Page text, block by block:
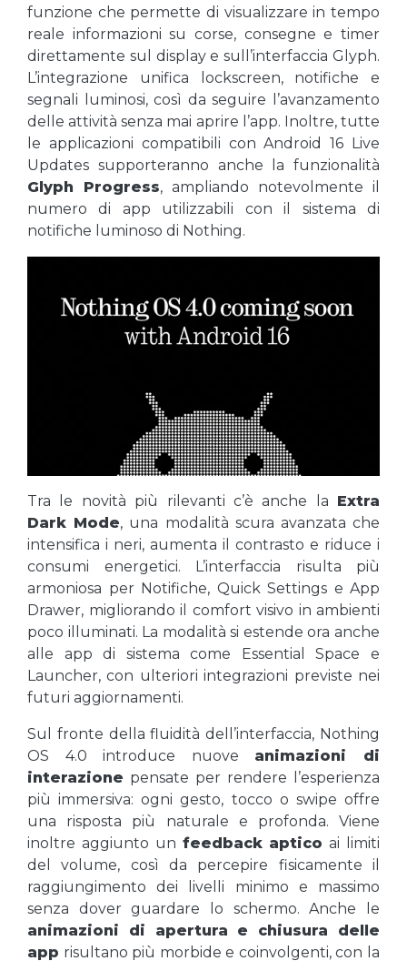
funzione che permette di visualizzare in tempo
reale informazioni su corse, consegne e timer
direttamente sul display e sull’interfaccia Glyph.
L’integrazione unifica lockscreen, notifiche e
segnali luminosi, così da seguire l’avanzamento
delle attività senza mai aprire l’app. Inoltre, tutte
le applicazioni compatibili con Android 16 Live
Updates supporteranno anche la funzionalità
Glyph Progress, ampliando notevolmente il
numero di app utilizzabili con il sistema di
notifiche luminoso di Nothing.
Tra le novità più rilevanti c’è anche la Extra
Dark Mode, una modalità scura avanzata che
intensifica i neri, aumenta il contrasto e riduce i
consumi energetici. L’interfaccia risulta più
armoniosa per Notifiche, Quick Settings e App
Drawer, migliorando il comfort visivo in ambienti
poco illuminati. La modalità si estende ora anche
alle app di sistema come Essential Space e
Launcher, con ulteriori integrazioni previste nei
futuri aggiornamenti.
Sul fronte della fluidità dell’interfaccia, Nothing
OS 4.0 introduce nuove animazioni di
interazione pensate per rendere l’esperienza
più immersiva: ogni gesto, tocco o swipe offre
una risposta più naturale e profonda. Viene
inoltre aggiunto un feedback aptico ai limiti
del volume, così da percepire fisicamente il
raggiungimento dei livelli minimo e massimo
senza dover guardare lo schermo. Anche le
animazioni di apertura e chiusura delle
app risultano più morbide e coinvolgenti, con la